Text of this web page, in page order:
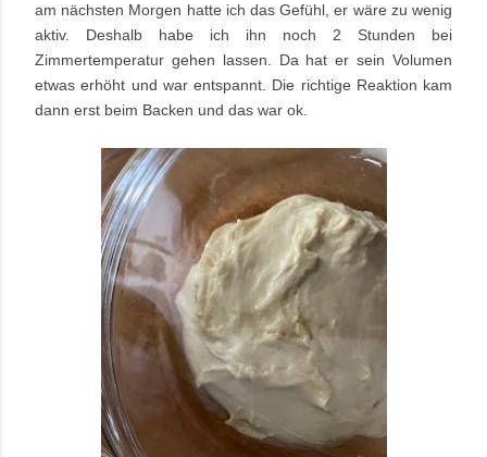
am nächsten Morgen hatte ich das Gefühl, er wäre zu wenig
aktiv. Deshalb habe ich ihn noch 2 Stunden bei
Zimmertemperatur gehen lassen. Da hat er sein Volumen
etwas erhöht und war entspannt. Die richtige Reaktion kam
dann erst beim Backen und das war ok.